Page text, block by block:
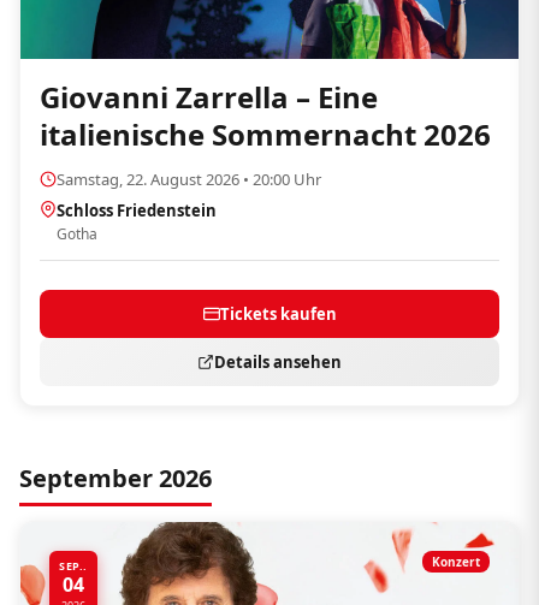
Giovanni Zarrella – Eine
italienische Sommernacht 2026
Samstag, 22. August 2026 • 20:00 Uhr
Schloss Friedenstein
Gotha
Tickets kaufen
Details ansehen
September 2026
SEP..
04
Konzert